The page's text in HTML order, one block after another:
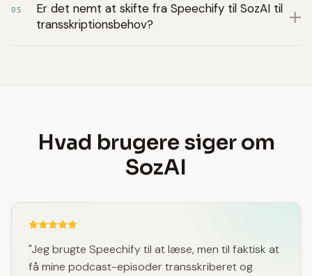
05
Er det nemt at skifte fra Speechify til SozAI til
transskriptionsbehov?
Hvad brugere siger om
SozAI
"Jeg brugte Speechify til at læse, men til faktisk at
få mine podcast-episoder transskriberet og